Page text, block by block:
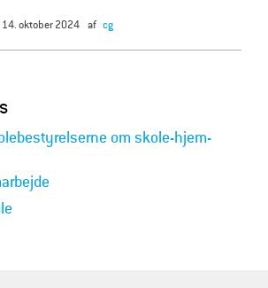
14. oktober 2024 af cg
om skole-hjem-